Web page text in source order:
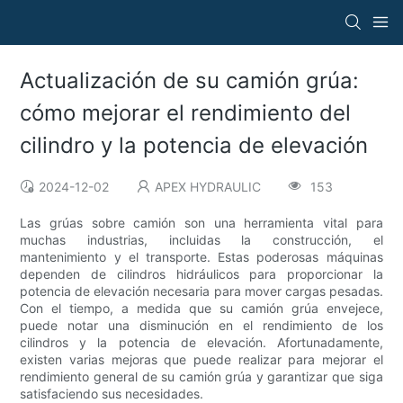
Actualización de su camión grúa:
cómo mejorar el rendimiento del
cilindro y la potencia de elevación
2024-12-02 APEX HYDRAULIC 153
Las grúas sobre camión son una herramienta vital para
muchas industrias, incluidas la construcción, el
mantenimiento y el transporte. Estas poderosas máquinas
dependen de cilindros hidráulicos para proporcionar la
potencia de elevación necesaria para mover cargas pesadas.
Con el tiempo, a medida que su camión grúa envejece,
puede notar una disminución en el rendimiento de los
cilindros y la potencia de elevación. Afortunadamente,
existen varias mejoras que puede realizar para mejorar el
rendimiento general de su camión grúa y garantizar que siga
satisfaciendo sus necesidades.